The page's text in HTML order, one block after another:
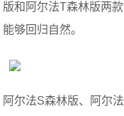
版和阿尔法T森林版两
能够回归自然。
阿尔法S森林版、阿尔